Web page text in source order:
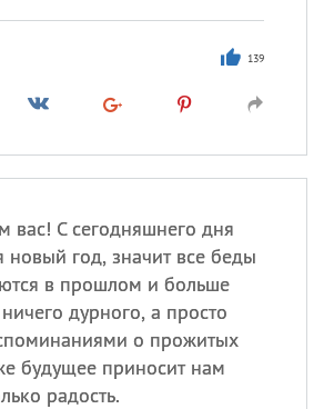
139
вас! С сегодняшнего дня
новый год, значит все беды
в прошлом и больше
дурного, а просто
о прожитых
будущее приносит нам
радость.